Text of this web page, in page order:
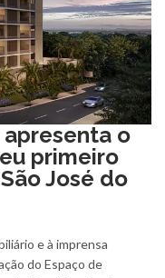
o
primeiro
José do
e à imprensa
do Espaço de